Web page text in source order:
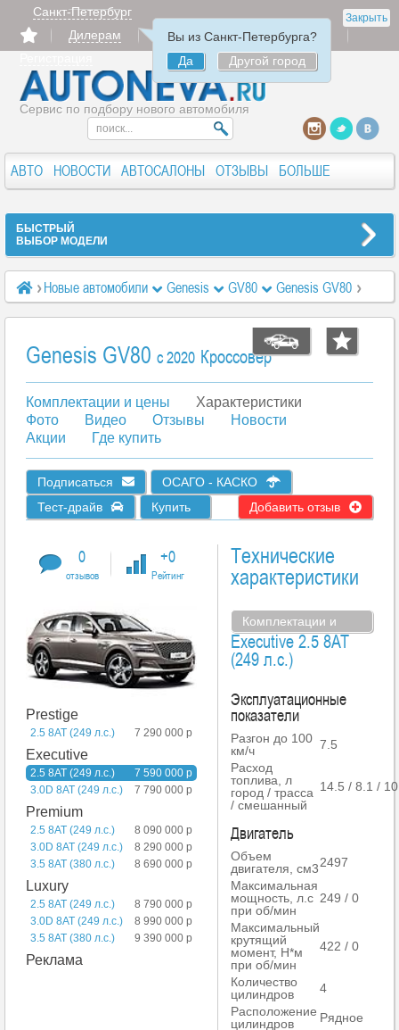
Закрыть
Санкт-Петербург
Вы из Санкт-Петербурга?
Да
Другой город
Дилерам Продать
Авторизация
Сервис по подбору нового автомобиля
АВТО НОВОСТИ АВТОСАЛОНЫ ОТЗЫВЫ БОЛЬШЕ
БЫСТРЫЙ
ВЫБОР МОДЕЛИ
Новые автомобили Genesis GV80
Genesis GV80
Характеристики Executive 2.5 8AT (249 л.с.)
Genesis GV80 c 2020 Кроссовер
Комплектации и цены
Характеристики
Фото
Видео Отзывы
Новости
Акции
Где купить
Подписаться
ОСАГО - КАСКО
Тест-драйв
Купить Добавить отзыв
0
отзывов
+0
Рейтинг
Prestige
7 290 000 р
2.5 8AT (249 л.с.)
Executive
7 590 000 р
2.5 8AT (249 л.с.)
7 790 000 р
3.0D 8AT (249 л.с.)
Premium
8 090 000 р
2.5 8AT (249 л.с.)
8 290 000 р
3.0D 8AT (249 л.с.)
8 690 000 р
3.5 8AT (380 л.с.)
Luxury
8 790 000 р
2.5 8AT (249 л.с.)
8 990 000 р
3.0D 8AT (249 л.с.)
9 390 000 р
3.5 8AT (380 л.с.)
Реклама
Технические
характеристики
Комплектации и
цены
Executive 2.5 8AT
(249 л.с.)
Эксплуатационные
показатели
Разгон до 100
км/ч
7.5
Расход
топлива, л
город / трасса
/ смешанный
14.5 / 8.1 /
Двигатель
Объем
двигателя, см32497
Максимальная
мощность, л.с
при об/мин
249 / 0
Максимальный
крутящий
момент, Н*м
при об/мин
422 / 0
Количество
цилиндров
4
Расположение
цилиндров
Рядное